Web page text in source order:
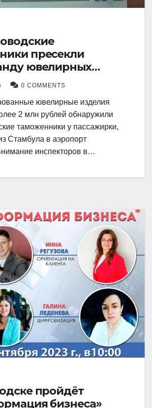
пресекли
ювелирных
2 млн рублей
0 COMMENTS
ювелирные изделия
2 млн рублей обнаружили
таможенники у пассажирки,
Стамбула в аэропорт
инспекторов в…
пройдёт
бизнеса»